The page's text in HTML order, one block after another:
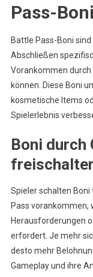
Pass-
Battle Pass-Boni
Abschließen
Vorankommen
können. Diese Boni
kosmetische Items
Spielerlebnis
Boni
Spieler schalten
Pass vorankommen,
Herausforderungen
erfordert. Je mehr
desto mehr
Gameplay und ihre